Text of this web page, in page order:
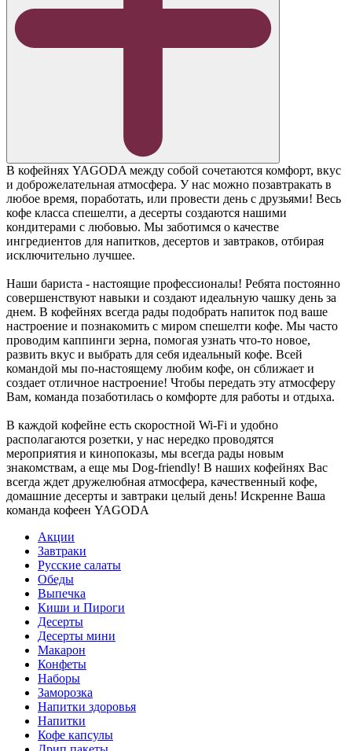
В кофейнях YAGODA между собой сочетаются комфорт, вкус
и доброжелательная атмосфера. У нас можно позавтракать в
любое время, поработать, или провести день с друзьями! Весь
кофе класса спешелти, а десерты создаются нашими
кондитерами с любовью. Мы заботимся о качестве
ингредиентов для напитков, десертов и завтраков, отбирая
исключительно лучшее.
Наши бариста - настоящие профессионалы! Ребята постоянно
совершенствуют навыки и создают идеальную чашку день за
днем. В кофейнях всегда рады подобрать напиток под ваше
настроение и познакомить с миром спешелти кофе. Мы часто
проводим каппинги зерна, помогая узнать что-то новое,
развить вкус и выбрать для себя идеальный кофе. Всей
командой мы по-настоящему любим кофе, он сближает и
создает отличное настроение! Чтобы передать эту атмосферу
Вам, команда позаботилась о комфорте для работы и отдыха.
В каждой кофейне есть скоростной Wi-Fi и удобно
располагаются розетки, у нас нередко проводятся
мероприятия и кинопоказы, мы всегда рады новым
знакомствам, а еще мы Dog-friendly! В наших кофейнях Вас
всегда ждет дружелюбная атмосфера, качественный кофе,
домашние десерты и завтраки целый день! Искренне Ваша
команда кофеен YAGODA
Акции
Завтраки
Русские салаты
Обеды
Выпечка
Киши и Пироги
Десерты
Десерты мини
Макарон
Конфеты
Наборы
Заморозка
Напитки здоровья
Напитки
Кофе капсулы